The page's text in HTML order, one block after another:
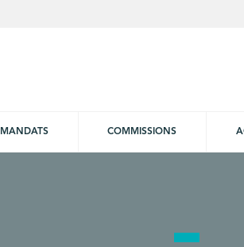
MANDATS COMMISSIONS